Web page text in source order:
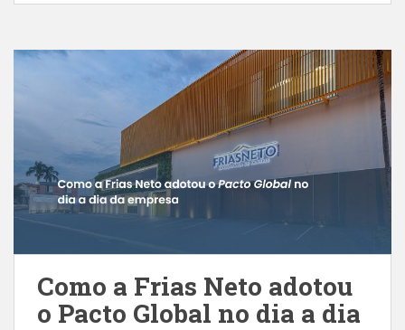
Como a Frias Neto adotou
o Pacto Global no dia a dia